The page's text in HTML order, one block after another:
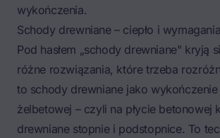
wykończenia.
Schody drewniane – ciepło i
Pod hasłem „schody drewniane" kryją
różne rozwiązania, które trzeba
to schody drewniane jako
żelbetowej – czyli na płycie betonowej
drewniane stopnie i podstopnice. To